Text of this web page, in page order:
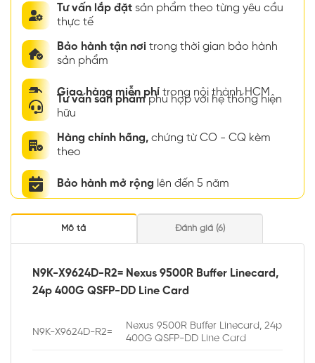
Tư vấn lắp đặt sản phẩm theo từng yêu cầu
thực tế
Bảo hành tận nơi trong thời gian bảo hành
sản phẩm
Giao hàng miễn phí trong nội thành HCM
Tư vấn sản phẩmphù hợp với hệ thống hiện
hữu
Hàng chính hãng, chứng từ CO - CQ kèm
theo
Bảo hành mở rộng lên đến 5 năm
Mô tả Đánh giá (6)
N9K-X9624D-R2= Nexus 9500R Buffer Linecard,
24p 400G QSFP-DD Line Card
N9K-X9624D-R2=
Nexus 9500R Buffer Linecard, 24p
400G QSFP-DD Line Card